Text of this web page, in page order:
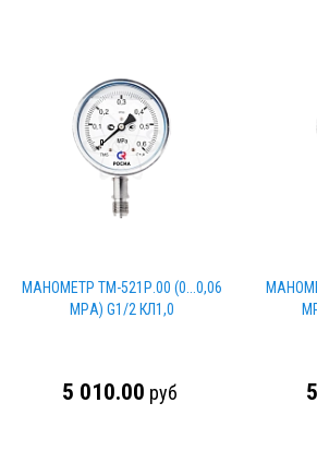
МАНОМЕТР ТМ-521Р.00 (0...0,06
МPА) G1/2 КЛ1,0
5 010.00 руб